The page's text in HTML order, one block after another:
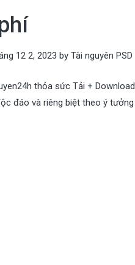
12 2, 2023 by Tài nguyên
thỏa sức Tải +
đáo và riêng biệt theo ý tưởng